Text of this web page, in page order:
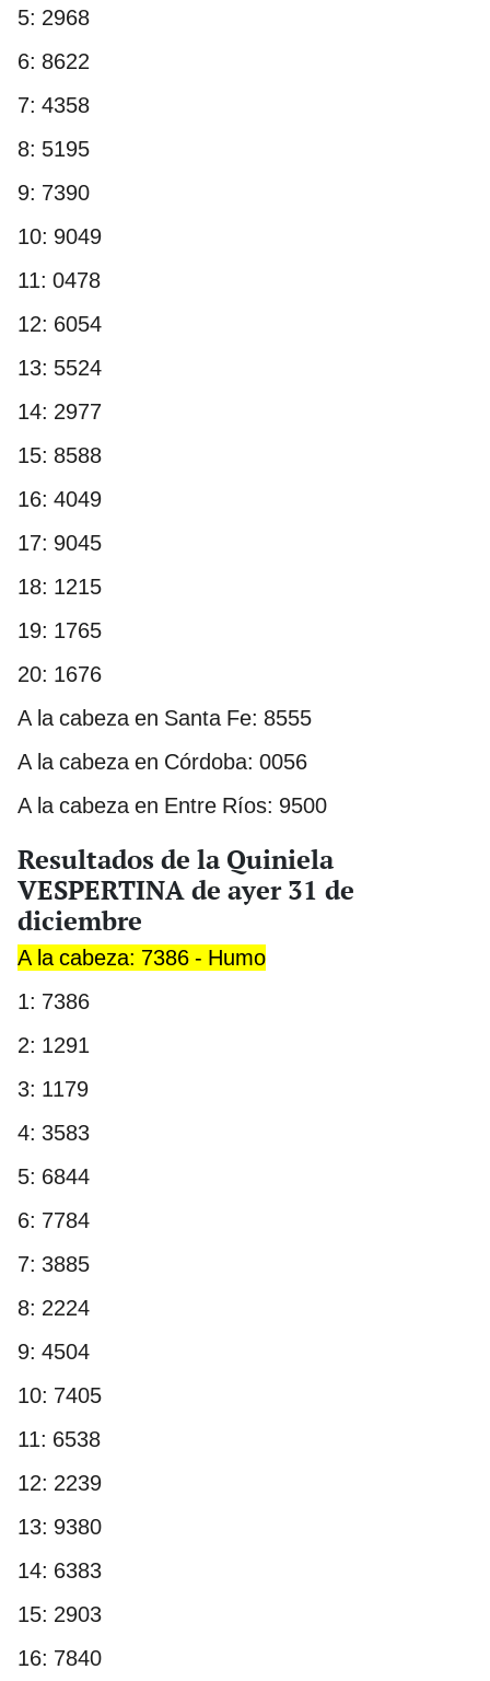
5: 2968
6: 8622
7: 4358
8: 5195
9: 7390
10: 9049
11: 0478
12: 6054
13: 5524
14: 2977
15: 8588
16: 4049
17: 9045
18: 1215
19: 1765
20: 1676
A la cabeza en Santa Fe: 8555
A la cabeza en Córdoba: 0056
A la cabeza en Entre Ríos: 9500
Resultados de la Quiniela
VESPERTINA de ayer 31 de
diciembre
A la cabeza: 7386 - Humo
1: 7386
2: 1291
3: 1179
4: 3583
5: 6844
6: 7784
7: 3885
8: 2224
9: 4504
10: 7405
11: 6538
12: 2239
13: 9380
14: 6383
15: 2903
16: 7840